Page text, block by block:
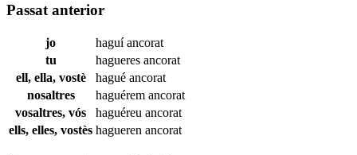
Passat anterior
jo haguíancorat
tu
hagueres ancorat
ell, ella, vostè
hagué ancorat
nosaltres
haguérem ancorat
vosaltres, vós
haguéreu ancorat
ells, elles, vostès hagueren ancorat